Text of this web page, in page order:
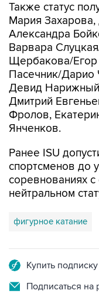
Также статус
Мария Захарова,
Александра
Варвара
Щербакова/Егор
Пасечник/Дарио
Девид
Дмитрий
Фролов,
Янченков.
Ранее ISU
спортсменов до
соревнованиях
нейтральном
фигурное катание
Купить
Подписаться на